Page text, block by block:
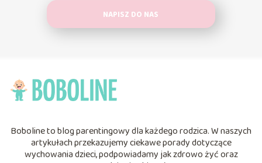
NAPISZ DO NAS
Boboline to blog parentingowy dla każdego rodzica. W naszych
artykułach przekazujemy ciekawe porady dotyczące
wychowania dzieci, podpowiadamy jak zdrowo żyć oraz